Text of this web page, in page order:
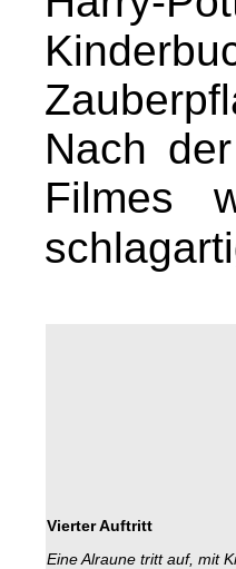
Nach
Filmes
Vierter Auftritt
Eine Alraune tritt auf, mit